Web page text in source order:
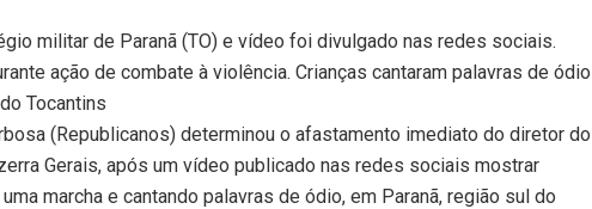
militar de Paranã (TO) e vídeo foi divulgado nas redes sociais.
ação de combate à violência. Crianças cantaram palavras de ódio
Tocantins
(Republicanos) determinou o afastamento imediato do diretor do
Gerais, após um vídeo publicado nas redes sociais mostrar
marcha e cantando palavras de ódio, em Paranã, região sul do